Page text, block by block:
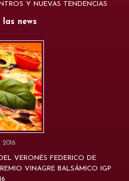
Y NUEVAS TENDENCIAS
news
2016
VERONÉS FEDERICO DE
VINAGRE BALSÁMICO IGP